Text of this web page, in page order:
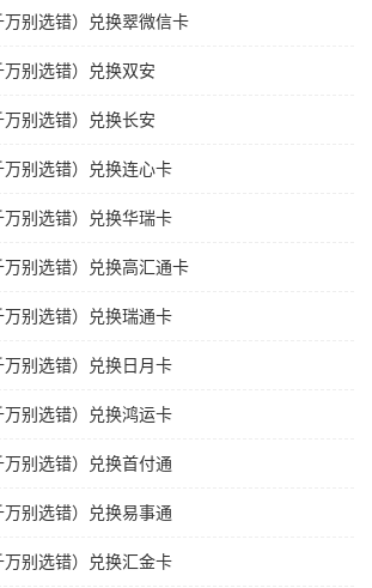
别选错）兑换翠微信卡
别选错）兑换双安
别选错）兑换长安
别选错）兑换连心卡
别选错）兑换华瑞卡
别选错）兑换高汇通卡
别选错）兑换瑞通卡
别选错）兑换日月卡
别选错）兑换鸿运卡
别选错）兑换首付通
别选错）兑换易事通
别选错）兑换汇金卡